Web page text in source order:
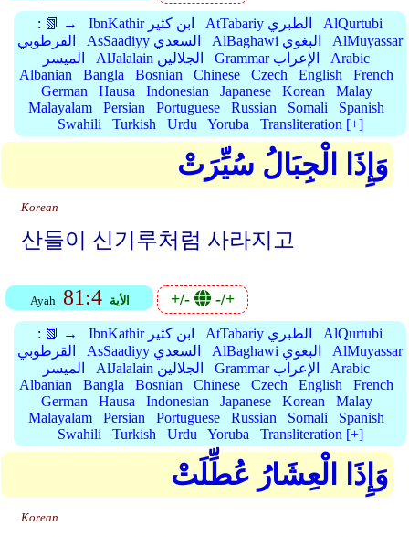
: 📗 → IbnKathir ابن كثير AtTabariy الطبري
AlQurtubi
القرطوبي
AsSaadiyy السعدي AlBaghawi البغوي
AlMuyassar
الميسر
AlJalalain الجلالين Grammar الإعراب
Arabic
Albanian
Bangla Bosnian Chinese Czech English
French
German
Hausa Indonesian Japanese Korean
Malay
Malayalam
Persian Portuguese Russian Somali
Spanish
Swahili
Turkish Urdu Yoruba Transliteration [+]
وَإِذَا الْجِبَالُ سُيِّرَتْ
Korean
산들이 신기루처럼 사라지고
Ayah 81:4 الأية +/- -/+
: 📗 → IbnKathir ابن كثير AtTabariy الطبري
AlQurtubi
القرطوبي
AsSaadiyy السعدي AlBaghawi البغوي
AlMuyassar
الميسر
AlJalalain الجلالين Grammar الإعراب
Arabic
Albanian
Bangla Bosnian Chinese Czech English
French
German
Hausa Indonesian Japanese Korean
Malay
Malayalam
Persian Portuguese Russian Somali
Spanish
Swahili
Turkish Urdu Yoruba Transliteration [+]
وَإِذَا الْعِشَارُ عُطِّلَتْ
Korean